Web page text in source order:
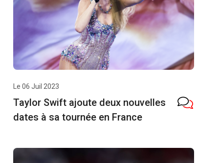
Le 06 Juil 2023
Taylor Swift ajoute deux nouvelles
dates à sa tournée en France